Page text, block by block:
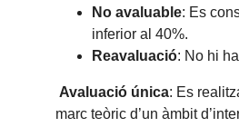
No avaluable: Es
inferior al 40%.
Reavaluació: No hi
Avaluació única: Es
marc teòric d’un àmbit